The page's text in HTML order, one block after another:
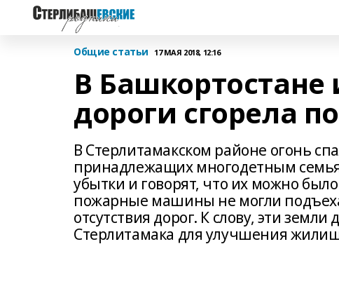
Общие статьи 17 МАЯ 2018, 12:16
В Башкортостане
дороги сгорела
В Стерлитамакском районе огонь
принадлежащих многодетным
убытки и говорят, что их можно
пожарные машины не могли
отсутствия дорог. К слову, эти
Стерлитамака для улучшения